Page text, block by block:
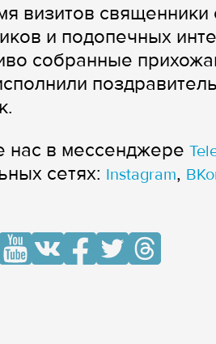
визитов
и подопечных
собранные
нас в мессенджере
сетях: Instagram,